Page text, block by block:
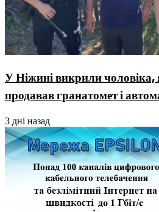
У Ніжині викрили чоловіка,
продавав гранатомет і
3 дні назад